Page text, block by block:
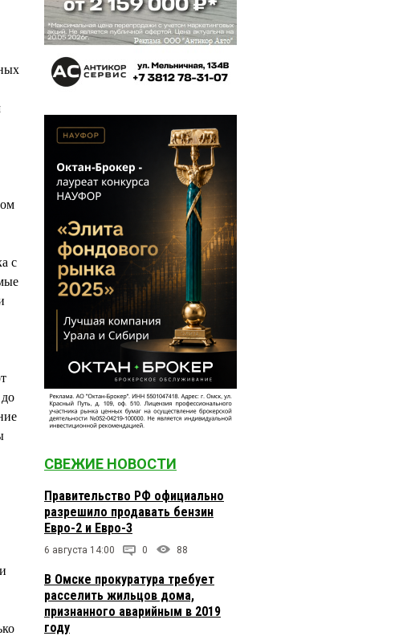
с
СВЕЖИЕ НОВОСТИ
Правительство РФ официально
разрешило продавать бензин
Евро-2 и Евро-3
6 августа 14:00 0 88
В Омске прокуратура требует
расселить жильцов дома,
признанного аварийным в 2019
году